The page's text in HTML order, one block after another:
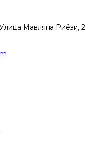
Мавляна Риёзи, 2